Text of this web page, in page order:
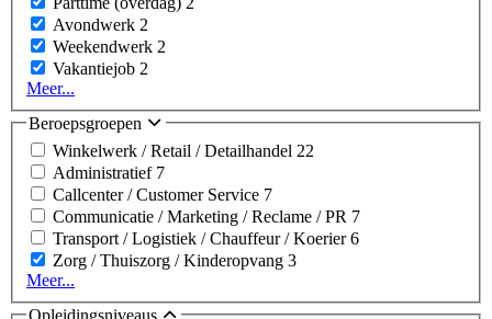
Avondwerk 2
Weekendwerk 2
Vakantiejob 2
Meer...
Beroepsgroepen
Winkelwerk / Retail / Detailhandel 22
Administratief 7
Callcenter / Customer Service 7
Communicatie / Marketing / Reclame / PR 7
Transport / Logistiek / Chauffeur / Koerier6
Zorg / Thuiszorg / Kinderopvang 3
Meer...